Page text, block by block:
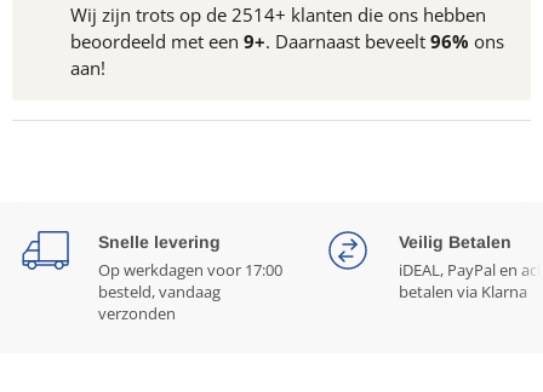
Wij zijn trots op de 2514+ klanten die ons hebben
beoordeeld met een 9+. Daarnaast beveelt 96% ons
aan!
Snelle levering
Op werkdagen voor 17:00
besteld, vandaag
verzonden
Veilig Betalen
iDEAL, PayPal en
betalen via Klarna